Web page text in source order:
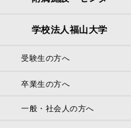
学校法人福山大学
受験生の方へ
卒業生の方へ
一般・社会人の方へ